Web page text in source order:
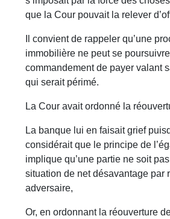
que la Cour pouvait la relever
Il convient de rappeler qu’une
immobilière ne peut se
commandement de payer valant
qui serait périmé.
La Cour avait ordonné la
La banque lui en faisait grief
considérait que le principe de
implique qu’une partie ne soit
situation de net désavantage par
adversaire,
Or, en ordonnant la réouverture